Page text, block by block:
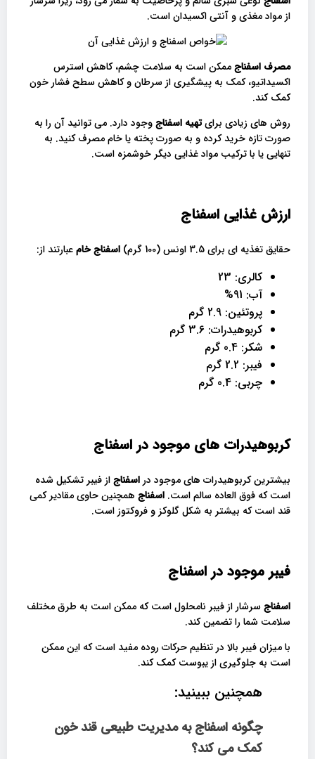
از مواد مغذی و آنتی اکسیدان است.
مصرف اسفناجممکن است به سلامت چشم، کاهش استرس
اکسیداتیو، کمک به پیشگیری از سرطان و کاهش سطح فشار خون
کمک کند.
روش های زیادی برایتهیه اسفناجوجود دارد. می توانید آن را به
صورت تازه خرید کرده و به صورت پخته یا خام مصرف کنید. به
تنهایی یا با ترکیب مواد غذایی دیگر خوشمزه است.
ارزش غذایی اسفناج
حقایق تغذیه ای برای 3.5 اونس (100 گرم) اسفناج خامعبارتند از:
کالری: 23
آب: 91%
پروتئین: 2.9 گرم
کربوهیدرات: 3.6 گرم
شکر: 0.4 گرم
فیبر: 2.2 گرم
چربی: 0.4 گرم
کربوهیدرات های موجود در اسفناج
بیشترین کربوهیدرات های موجود در اسفناجاز فیبر تشکیل شده
است که فوق العاده سالم است. اسفناج همچنین حاوی مقادیر کمی
قند است که بیشتر به شکل گلوکز و فروکتوز است.
فیبر موجود در اسفناج
اسفناجسرشار از فیبر نامحلول است که ممکن است به طرق مختلف
سلامت شما را تضمین کند.
با میزان فیبر بالا در تنظیم حرکات روده مفید است که این ممکن
است به جلوگیری از یبوست کمک کند.
همچنین ببینید:
چگونه اسفناج به مدیریت طبیعی قند خون
کمک می کند؟